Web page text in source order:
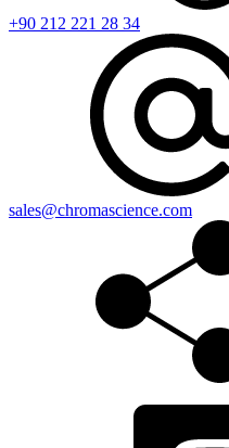
+90 212 221 28 34
sales@chromascience.com